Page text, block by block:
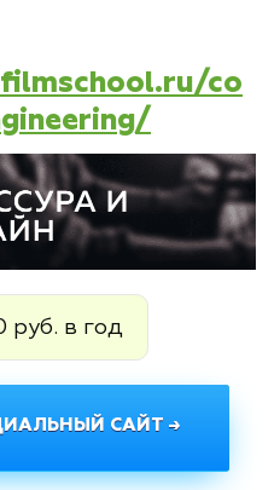
co
руб. в год
САЙТ →